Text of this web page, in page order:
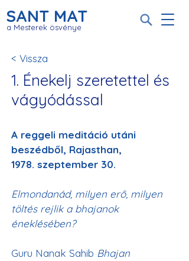
SANT MAT
a Mesterek ösvénye
< Vissza
1. Énekelj szeretettel és
vágyódással
A reggeli meditáció utáni
beszédből, Rajasthan,
Elmondanád, milyen erő, milyen
töltés rejlik a bhajanok
éneklésében?
Guru Nanak Sahib Bhajan